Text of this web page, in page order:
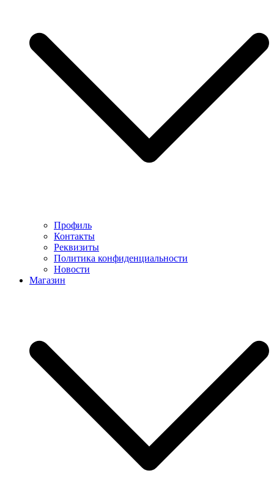
Профиль
Контакты
Реквизиты
Политика конфиденциальности
Новости
Магазин